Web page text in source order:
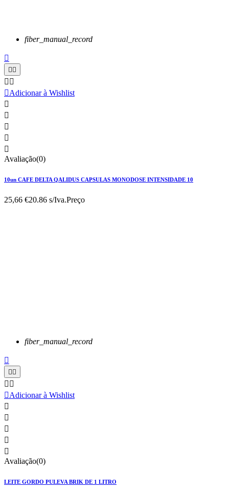
fiber_manual_record

 
 
Adicionar à Wishlist





Avaliação(0)
10un CAFE DELTA QALIDUS CAPSULAS MONODOSE INTENSIDADE 10
25,66 €20.86 s/Iva.Preço
fiber_manual_record

 
 
Adicionar à Wishlist





Avaliação(0)
LEITE GORDO PULEVA BRIK DE 1 LITRO